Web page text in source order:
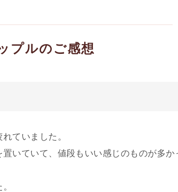
プルのご感想
ていました。
いていて、値段もいい感じのものが多か